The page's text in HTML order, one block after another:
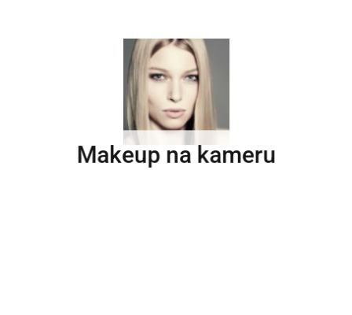
Makeup na kameru